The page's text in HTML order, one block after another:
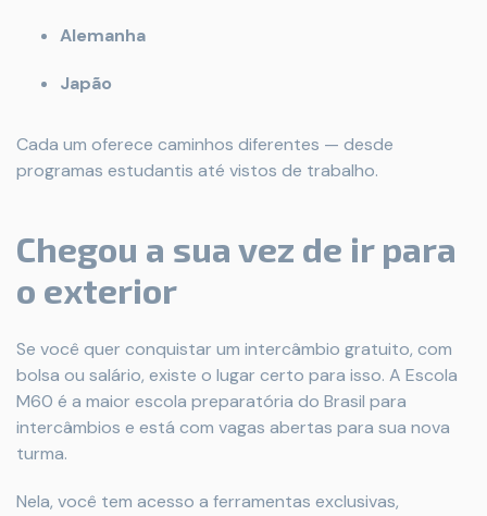
Alemanha
Japão
Cada um oferece caminhos diferentes — desde
programas estudantis até vistos de trabalho.
Chegou a sua vez de ir para
o exterior
Se você quer conquistar um intercâmbio gratuito, com
bolsa ou salário, existe o lugar certo para isso. A Escola
M60 é a maior escola preparatória do Brasil para
intercâmbios e está com vagas abertas para sua nova
turma.
Nela, você tem acesso a ferramentas exclusivas,